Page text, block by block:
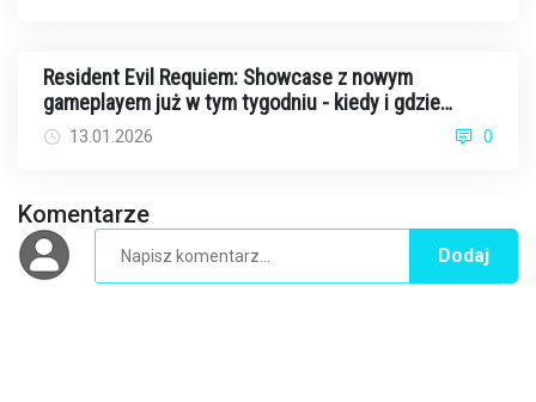
Resident Evil Requiem: Showcase z nowym
gameplayem już w tym tygodniu - kiedy i gdzie
oglądać?
13.01.2026 0
Komentarze
Dodaj